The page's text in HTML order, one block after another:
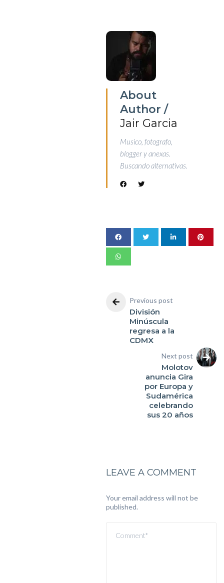
About
Author /
Jair Garcia
Musico, fotografo,
blogger y anexas.
Buscando alternativas.
Previous post
División
Minúscula
regresa a la
CDMX
Next post
Molotov
anuncia Gira
por Europa y
Sudamérica
celebrando
sus 20 años
LEAVE A COMMENT
Your email address will not be
published.